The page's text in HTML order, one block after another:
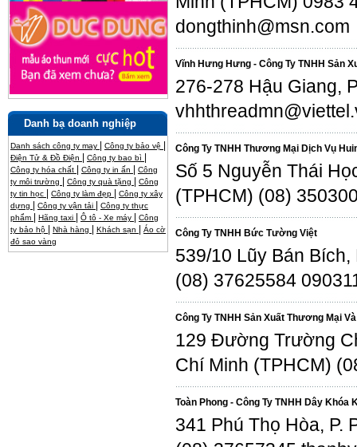
Danh bạ doanh nghiệp
Danh sách công ty may Công ty bảo vệ
Điện Tử & Đồ Điện Công ty bao bì
Công ty hóa chất Công ty in ấn
Công
ty môi trường
Công ty quà tặng
Công
ty tin học
Công ty làm đẹp
Công ty xây
dựng
Công ty vận tải
Công ty thực
phẩm
Hãng taxi Ô tô - Xe máy
Công
ty bảo hộ
Nhà hàng Khách sạn
Áo cờ
đỏ sao vàng
dongthinh@msn.com
Vĩnh Hưng Hưng - Công Ty TNHH Sản
276-278 Hậu Giang,
Công Ty TNHH Thương Mại Dịch Vụ
Số 5 Nguyễn Thái
(TPHCM) (08)
Công Ty TNHH Bức Tường Việt
539/10 Lũy Bán
(08) 37625584
Công Ty TNHH Sản Xuất Thương Mại
129 Đường Trường
Chí Minh (TPHCM)
Toàn Phong - Công Ty TNHH Dây Khóa
341 Phú Thọ Hòa, P.